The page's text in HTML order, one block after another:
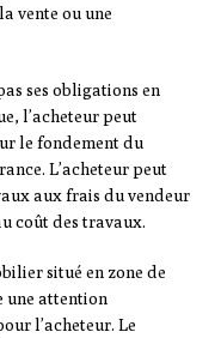
vente ou une
ses obligations en
l’acheteur peut
le fondement du
L’acheteur peut
aux frais du vendeur
coût des travaux.
situé en zone de
une attention
l’acheteur. Le